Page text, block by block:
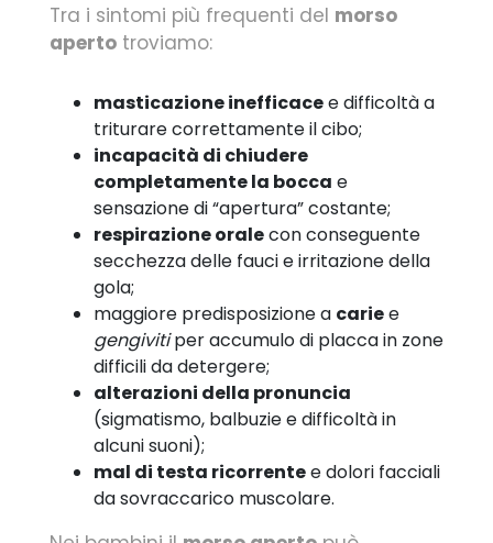
Tra i sintomi più frequenti del morso
aperto troviamo:
masticazione inefficacee difficoltà a
triturare correttamente il cibo;
incapacità di chiudere
completamente la bocca e
sensazione di “apertura” costante;
respirazione oralecon conseguente
secchezza delle fauci e irritazione della
gola;
maggiore predisposizione a cariee
gengivitiper accumulo di placca in zone
difficili da detergere;
alterazioni della pronuncia
(sigmatismo, balbuzie e difficoltà in
alcuni suoni);
mal di testa ricorrentee dolori facciali
da sovraccarico muscolare.